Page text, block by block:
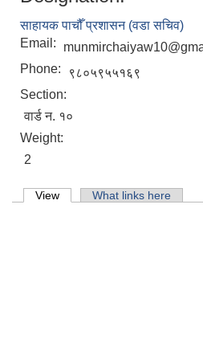
साहायक पाचौँ प्रशासन (वडा सचिव)
Email:
Phone:
९८०५९५५१६९
Section:
वार्ड न. १०
Weight:
2
Primary tabs
View (active tab)What links here